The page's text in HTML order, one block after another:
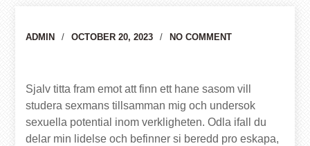
Author
ADMIN OCTOBER 20, 2023 NO COMMENT
Sjalv titta fram emot att finn ett hane sasom vill
studera sexmans tillsamman mig och undersok
sexuella potential inom verkligheten. Odla ifall du
delar min lidelse och befinner si beredd pro eskapa,